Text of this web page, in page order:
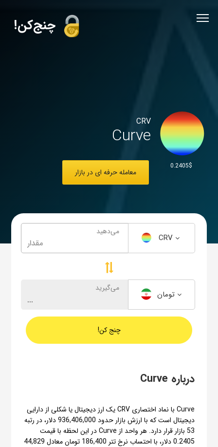
0.2405$
CRV
Curve
معامله حرفه ای در بازار
می‌دهید
CRV
می‌گیرید
تومان
چنج کن!
درباره Curve
Curve با نماد اختصاری CRV یک ارز دیجیتال یا شکلی از دارایی
دیجیتال است که با ارزش بازار حدود 936,406,000 دلار، در رتبه
53 بازار قرار دارد. هر واحد از Curve در این لحظه با قیمت
0.2405 دلار، با احتساب نرخ تتر 186,400 تومان معادل 44,829